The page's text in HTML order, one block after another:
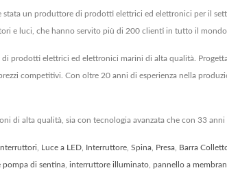
stata un produttore di prodotti elettrici ed elettronici per il
e luci, che hanno servito più di 200 clienti in tutto il mondo
prodotti elettrici ed elettronici marini di alta qualità.
competitivi. Con oltre 20 anni di esperienza nella
di alta qualità, sia con tecnologia avanzata che con 33
Luce a LED Interruttore Spina Presa Barra
di sentina interruttore illuminato pannello a